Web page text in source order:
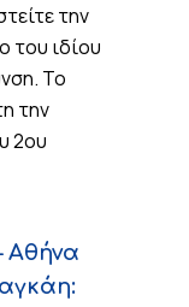
την
του ιδίου
Το
την
2ου
Αθήνα